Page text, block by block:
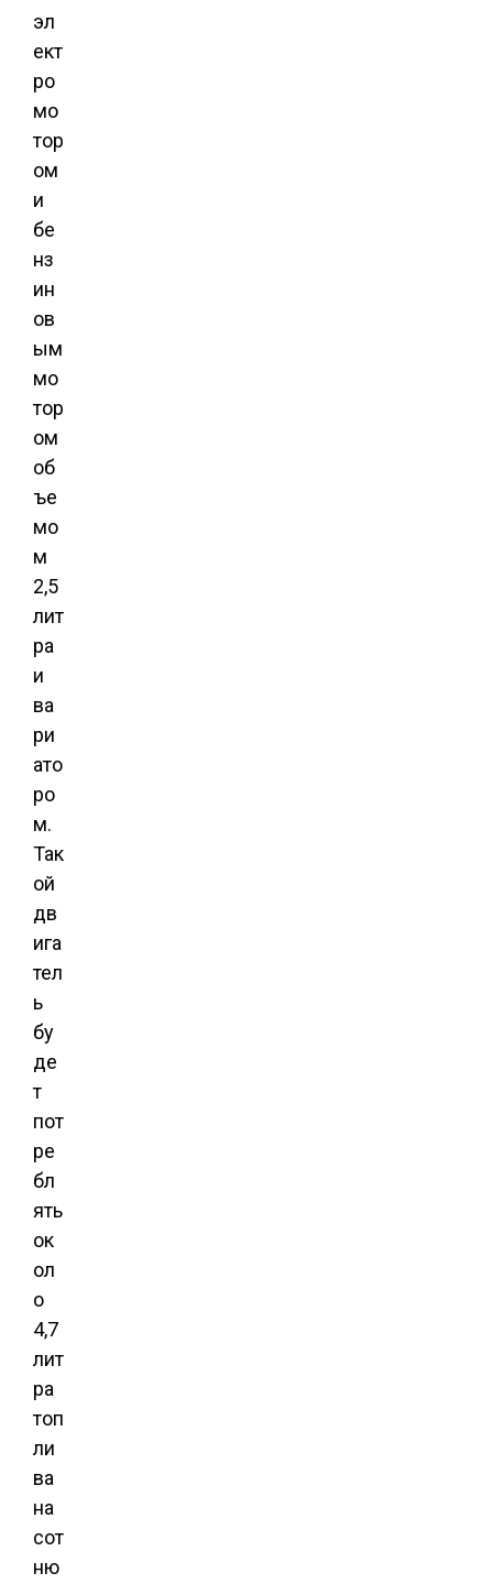
эл
ект
ро
мо
тор
ом
и
бе
нз
ин
ов
ым
мо
тор
ом
об
ъе
мо
м
2,5
лит
ра
и
ва
ри
ато
ро
м.
Так
ой
дв
ига
тел
ь
бу
де
т
пот
ре
бл
ять
ок
ол
о
4,7
лит
ра
топ
ли
ва
на
сот
ню